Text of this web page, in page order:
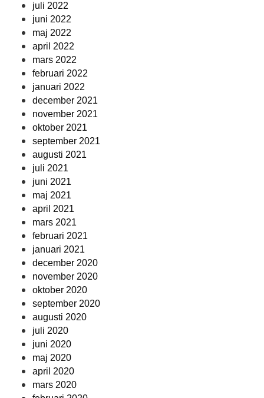
juli 2022
juni 2022
maj 2022
april 2022
mars 2022
februari 2022
januari 2022
december 2021
november 2021
oktober 2021
september 2021
augusti 2021
juli 2021
juni 2021
maj 2021
april 2021
mars 2021
februari 2021
januari 2021
december 2020
november 2020
oktober 2020
september 2020
augusti 2020
juli 2020
juni 2020
maj 2020
april 2020
mars 2020